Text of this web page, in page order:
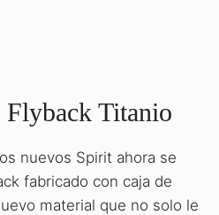
Titanio
nuevos Spirit ahora se
fabricado con caja de
material que no solo le